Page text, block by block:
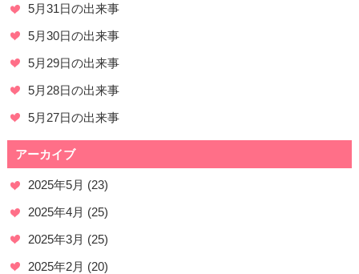
5月31日の出来事
5月30日の出来事
5月29日の出来事
5月28日の出来事
5月27日の出来事
アーカイブ
2025年5月 (23)
2025年4月 (25)
2025年3月 (25)
2025年2月 (20)